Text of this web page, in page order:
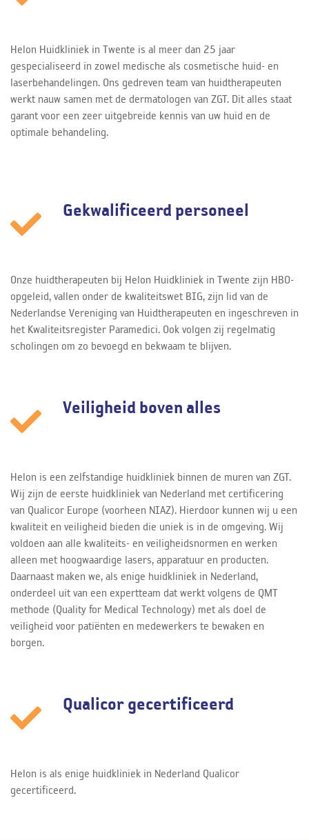
Helon Huidkliniek in Twente is al meer dan 25 jaar
gespecialiseerd in zowel medische als cosmetische huid- en
laserbehandelingen. Ons gedreven team van huidtherapeuten
werkt nauw samen met de dermatologen van ZGT. Dit alles staat
garant voor een zeer uitgebreide kennis van uw huid en de
optimale behandeling.
Gekwalificeerd personeel
Onze huidtherapeuten bij Helon Huidkliniek in Twente zijn HBO-
opgeleid, vallen onder de kwaliteitswet BIG, zijn lid van de
Nederlandse Vereniging van Huidtherapeuten en ingeschreven in
het Kwaliteitsregister Paramedici. Ook volgen zij regelmatig
scholingen om zo bevoegd en bekwaam te blijven.
Veiligheid boven alles
Helon is een zelfstandige huidkliniek binnen de muren van ZGT.
Wij zijn de eerste huidkliniek van Nederland met certificering
van Qualicor Europe (voorheen NIAZ). Hierdoor kunnen wij u een
kwaliteit en veiligheid bieden die uniek is in de omgeving. Wij
voldoen aan alle kwaliteits- en veiligheidsnormen en werken
alleen met hoogwaardige lasers, apparatuur en producten.
Daarnaast maken we, als enige huidkliniek in Nederland,
onderdeel uit van een expertteam dat werkt volgens de QMT
methode (Quality for Medical Technology) met als doel de
veiligheid voor patiënten en medewerkers te bewaken en
borgen.
Qualicor gecertificeerd
Helon is als enige huidkliniek in Nederland Qualicor
gecertificeerd.